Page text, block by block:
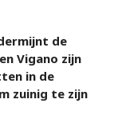
de
Vigano zijn
in de
zuinig te zijn